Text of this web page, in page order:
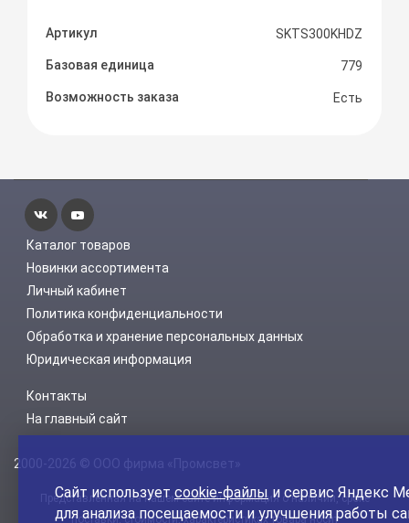
Артикул SKTS300KHDZ
Базовая единица 779
Возможность заказа Есть
Каталог товаров
Новинки ассортимента
Личный кабинет
Политика конфиденциальности
Обработка и хранение персональных данных
Юридическая информация
Контакты
На главный сайт
2000-2026 © ООО фирма «Промсвет»
Представленная на нашем сайте информация о наличии, сроке
поставки, стоимости, характеристиках товара носит
Сайт используетcookie-файлы и сервис Яндекс
для анализа посещаемости и улучшения работы